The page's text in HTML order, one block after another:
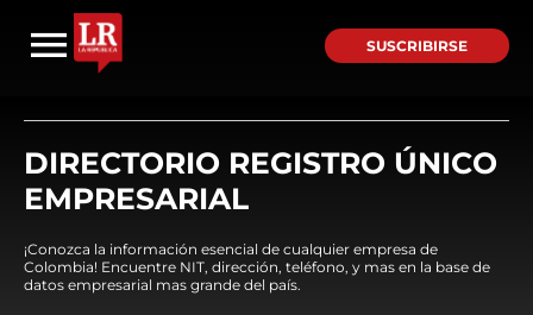
SUSCRIBIRSE
DIRECTORIO REGISTRO ÚNICO
EMPRESARIAL
¡Conozca la información esencial de cualquier empresa de
Colombia! Encuentre NIT, dirección, teléfono, y mas en la base de
datos empresarial mas grande del país.